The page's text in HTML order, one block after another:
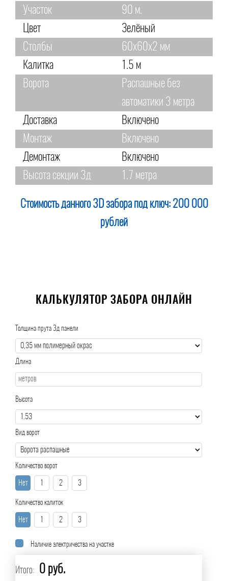
Участок
90 м.
Цвет
Зелёный
Столбы
60х60х2 мм
Калитка
1.5 м
Ворота
Распашные без
автоматики 3 метра
Доставка
Включено
Монтаж
Включено
Демонтаж
Включено
Высота секции 3д
1.7 метра
Стоимость данного 3D забора под ключ: 200 000
рублей
КАЛЬКУЛЯТОР ЗАБОРА ОНЛАЙН
Толщина прута 3д панели
Длина
Высота
Вид ворот
Количество ворот
Нет 2 3
Количество калиток
Нет 2 3
Наличие электричества на участке
Итого: 0 руб.